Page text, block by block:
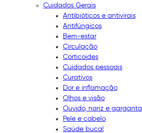
Cuidados Gerais
Antibióticos e antivirais
Antifúngicos
Bem-estar
Circulação
Corticoides
Cuidados pessoais
Curativos
Dor e inflamação
Olhos e visão
Ouvido, nariz e garganta
Pele e cabelo
Saúde bucal